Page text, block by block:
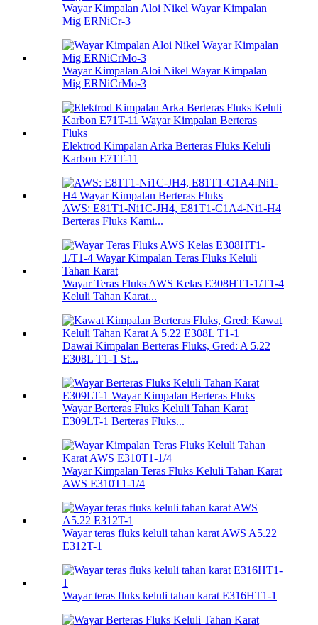
Wayar Kimpalan Aloi Nikel Wayar Kimpalan
Mig ERNiCr-3
Wayar Kimpalan Aloi Nikel Wayar Kimpalan
Mig ERNiCrMo-3
Elektrod Kimpalan Arka Berteras Fluks Keluli
Karbon E71T-11
AWS: E81T1-Ni1C-JH4, E81T1-C1A4-Ni1-H4
Berteras Fluks Kami...
Wayar Teras Fluks AWS Kelas E308HT1-1/T1-4
Keluli Tahan Karat...
Dawai Kimpalan Berteras Fluks, Gred: A 5.22
E308L T1-1 St...
Wayar Berteras Fluks Keluli Tahan Karat
E309LT-1 Berteras Fluks...
Wayar Kimpalan Teras Fluks Keluli Tahan Karat
AWS E310T1-1/4
Wayar teras fluks keluli tahan karat AWS A5.22
E312T-1
Wayar teras fluks keluli tahan karat E316HT1-1